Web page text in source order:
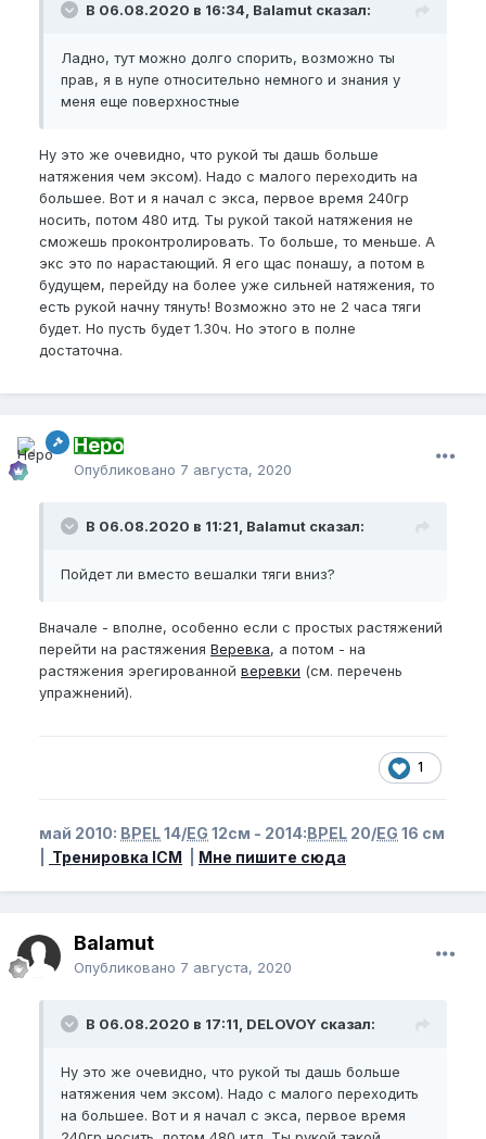
В 06.08.2020 в 16:34, Balamut сказал:
Ладно, тут можно долго спорить, возможно ты
прав, я в нупе относительно немного и знания у
меня еще поверхностные
Ну это же очевидно, что рукой ты дашь больше
натяжения чем эксом). Надо с малого переходить на
большее. Вот и я начал с экса, первое время 240гр
носить, потом 480 итд. Ты рукой такой натяжения не
сможешь проконтролировать. То больше, то меньше. А
экс это по нарастающий. Я его щас понашу, а потом в
будущем, перейду на более уже сильней натяжения, то
есть рукой начну тянуть! Возможно это не 2 часа тяги
будет. Но пусть будет 1.30ч. Но этого в полне
достаточна.
Неро
Опубликовано 7 августа, 2020
В 06.08.2020 в 11:21, Balamut сказал:
Пойдет ли вместо вешалки тяги вниз?
Вначале - вполне, особенно если с простых растяжений
перейти на растяжения Веревка, а потом - на
растяжения эрегированной веревки (см. перечень
упражнений).
1
май 2010: BPEL14/EG 12см - 2014:BPEL 20/EG 16 см
Тренировка ICM Мне пишите сюда
Balamut
Опубликовано 7 августа, 2020
В 06.08.2020 в 17:11, DELOVOY сказал:
Ну это же очевидно, что рукой ты дашь больше
натяжения чем эксом). Надо с малого переходить
на большее. Вот и я начал с экса, первое время